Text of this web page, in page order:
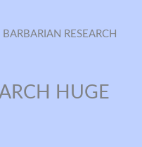
RESEARCH
HUGE